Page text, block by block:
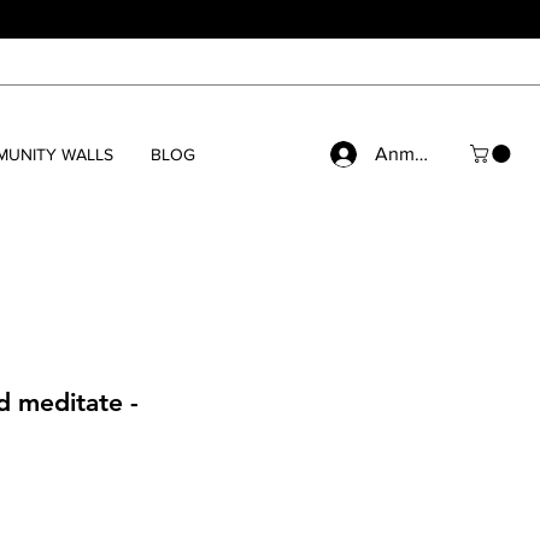
WALLS BLOG Anmelden
meditate -